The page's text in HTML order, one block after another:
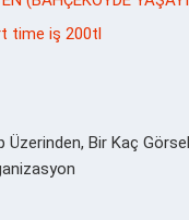
time iş 200tl
Üzerinden, Bir Kaç